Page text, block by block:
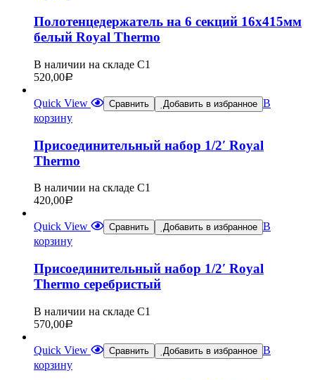
Полотенцедержатель на 6 секций 16х415мм
белый Royal Thermo
В наличии на складе С1
520,00Р
Quick View Сравнить Добавить в избранное В
корзину
Присоединительный набор 1/2′ Royal
Thermo
В наличии на складе С1
420,00Р
Quick View Сравнить Добавить в избранное В
корзину
Присоединительный набор 1/2′ Royal
Thermo серебристый
В наличии на складе С1
570,00Р
Quick View Сравнить Добавить в избранное В
корзину